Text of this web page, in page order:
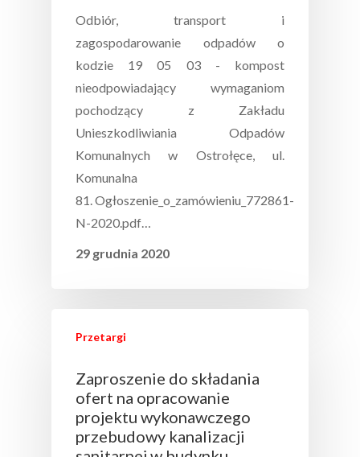
Odbiór, transport i
zagospodarowanie odpadów o
kodzie 19 05 03 - kompost
nieodpowiadający wymaganiom
pochodzący z Zakładu
Unieszkodliwiania Odpadów
Komunalnych w Ostrołęce, ul.
Komunalna
81. Ogłoszenie_o_zamówieniu_772861-
N-2020.pdf…
29 grudnia 2020
Przetargi
Zaproszenie do składania
ofert na opracowanie
projektu wykonawczego
przebudowy kanalizacji